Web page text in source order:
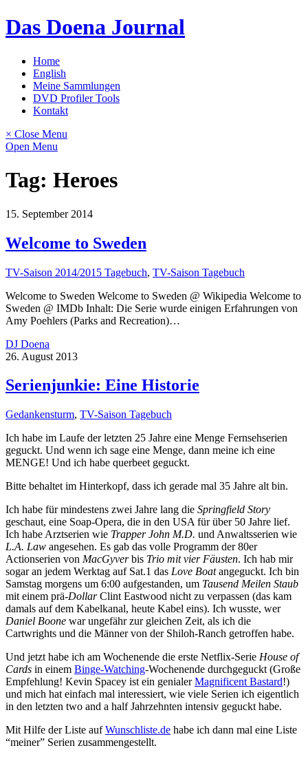
Skip
to
Das Doena Journal
Home
English
Meine Sammlungen
DVD Profiler Tools
Kontakt
× Close Menu
Open Menu
Tag: Heroes
15. September 2014
Welcome to Sweden
TV-Saison 2014/2015 Tagebuch, TV-Saison Tagebuch
Welcome to Sweden Welcome to Sweden @ Wikipedia Welcome to
Sweden @ IMDb Inhalt: Die Serie wurde einigen Erfahrungen von
Amy Poehlers (Parks and Recreation)…
DJ Doena
26. August 2013
Serienjunkie: Eine Historie
Gedankensturm, TV-Saison Tagebuch
Ich habe im Laufe der letzten 25 Jahre eine Menge Fernsehserien
geguckt. Und wenn ich sage eine Menge, dann meine ich eine
MENGE! Und ich habe querbeet geguckt.
Bitte behaltet im Hinterkopf, dass ich gerade mal 35 Jahre alt bin.
Ich habe für mindestens zwei Jahre lang die Springfield Story
geschaut, eine Soap-Opera, die in den USA für über 50 Jahre lief.
Ich habe Arztserien wie Trapper John M.D. und Anwaltsserien wie
L.A. Law angesehen. Es gab das volle Programm der 80er
Actionserien von MacGyverbis Trio mit vier Fäusten. Ich hab mir
sogar an jedem Werktag auf Sat.1 das Love Boatangeguckt. Ich bin
Samstag morgens um 6:00 aufgestanden, um Tausend Meilen Staub
mit einem prä-DollarClint Eastwood nicht zu verpassen (das kam
damals auf dem Kabelkanal, heute Kabel eins). Ich wusste, wer
Daniel Boone war ungefähr zur gleichen Zeit, als ich die
Cartwrights und die Männer von der Shiloh-Ranch getroffen habe.
Und jetzt habe ich am Wochenende die erste Netflix-Serie House of
Cards in einem Binge-Watching-Wochenende durchgeguckt (Große
Empfehlung! Kevin Spacey ist ein genialerMagnificent Bastard!)
und mich hat einfach mal interessiert, wie viele Serien ich eigentlich
in den letzten two and a half Jahrzehnten intensiv geguckt habe.
Mit Hilfe der Liste aufWunschliste.de habe ich dann mal eine Liste
“meiner” Serien zusammengestellt.